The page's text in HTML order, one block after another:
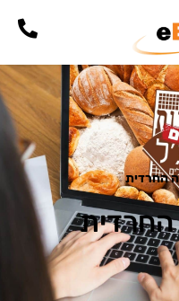
החרדית